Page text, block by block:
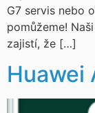
G7 servis nebo
pomůžeme!
zajistí, že […]
Huawei